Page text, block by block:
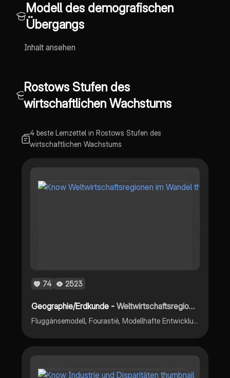
Modell des demografischen
Übergangs
Inhalt ansehen
Rostows Stufen des
wirtschaftlichen Wachstums
4 beste Lernzettel in Rostows Stufen des
wirtschaftlichen Wachstums
74 2523
Geographie/Erdkunde -Weltwirtschaftsregionen im Wandel
Fluggänsemodell, Fourastié, Modellhafte Entwicklung von Import und Export,